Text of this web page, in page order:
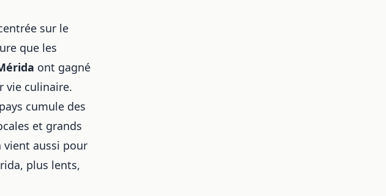
sur le
que les
ont gagné
vie culinaire.
cumule des
et grands
vient aussi pour
plus lents,